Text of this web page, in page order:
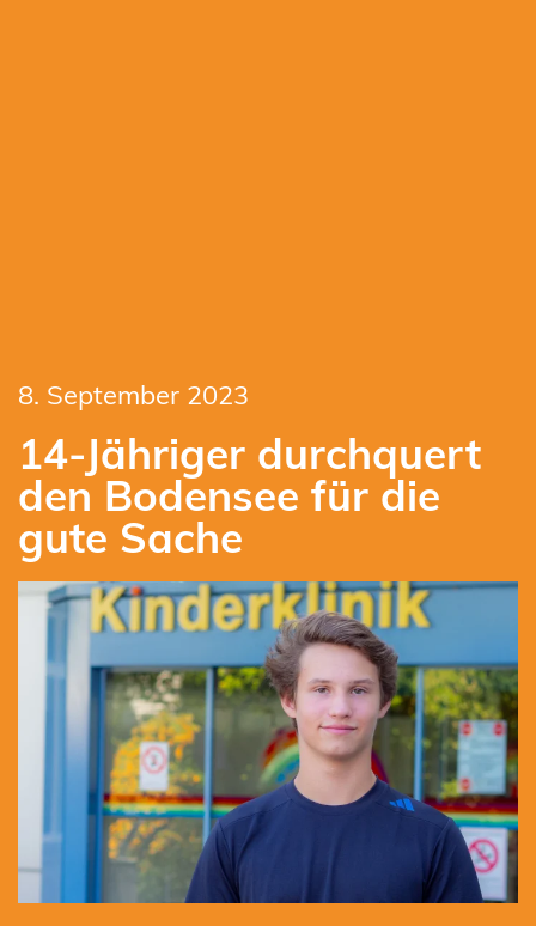
8. September 2023
14-Jähriger durchquert
den Bodensee für die
gute Sache